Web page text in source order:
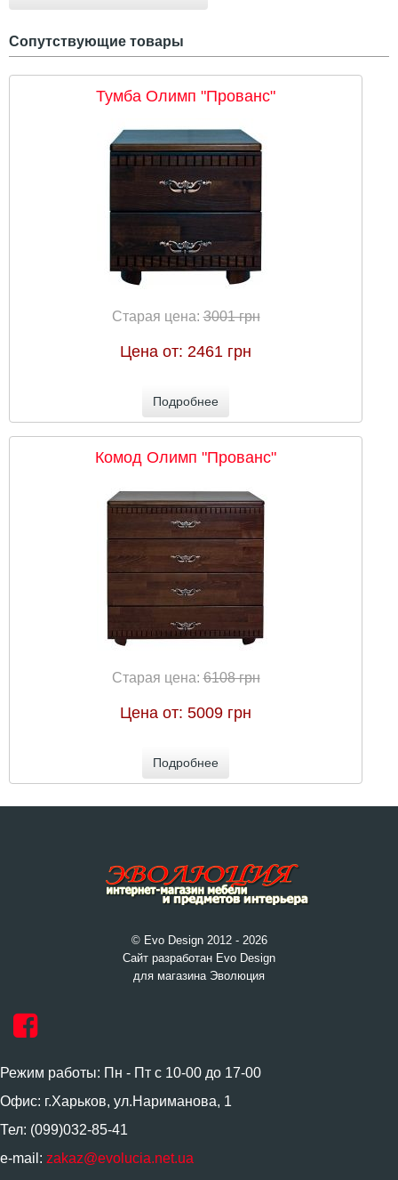
Сопутствующие товары
Тумба Олимп "Прованс"
Старая цена:3001 грн
Цена от:2461 грн
Подробнее
Комод Олимп "Прованс"
Старая цена:6108 грн
Цена от:5009 грн
Подробнее
© Evo Design 2012 - 2026
Сайт разработан Evo Design
для магазина Эволюция
Режим работы: Пн - Пт с 10-00 до 17-00
Офис: г.Харьков, ул.Нариманова, 1
Тел: (099)032-85-41
e-mail: zakaz@evolucia.net.ua